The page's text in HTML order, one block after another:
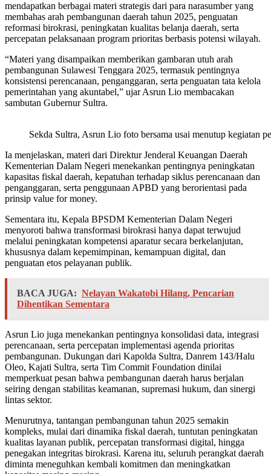
mendapatkan berbagai materi strategis dari para narasumber yang
membahas arah pembangunan daerah tahun 2025, penguatan
reformasi birokrasi, peningkatan kualitas belanja daerah, serta
percepatan pelaksanaan program prioritas berbasis potensi wilayah.
“Materi yang disampaikan memberikan gambaran utuh arah
pembangunan Sulawesi Tenggara 2025, termasuk pentingnya
konsistensi perencanaan, penganggaran, serta penguatan tata kelola
pemerintahan yang akuntabel,” ujar Asrun Lio membacakan
sambutan Gubernur Sultra.
Sekda Sultra, Asrun Lio foto bersama usai menutup kegiatan
Ia menjelaskan, materi dari Direktur Jenderal Keuangan Daerah
Kementerian Dalam Negeri menekankan pentingnya peningkatan
kapasitas fiskal daerah, kepatuhan terhadap siklus perencanaan dan
penganggaran, serta penggunaan APBD yang berorientasi pada
prinsip value for money.
Sementara itu, Kepala BPSDM Kementerian Dalam Negeri
menyoroti bahwa transformasi birokrasi hanya dapat terwujud
melalui peningkatan kompetensi aparatur secara berkelanjutan,
khususnya dalam kepemimpinan, kemampuan digital, dan
penguatan etos pelayanan publik.
BACA JUGA: Nelayan Wakatobi Hilang, Pencarian
Dihentikan Sementara
Asrun Lio juga menekankan pentingnya konsolidasi data, integrasi
perencanaan, serta percepatan implementasi agenda prioritas
pembangunan. Dukungan dari Kapolda Sultra, Danrem 143/Halu
Oleo, Kajati Sultra, serta Tim Commit Foundation dinilai
memperkuat pesan bahwa pembangunan daerah harus berjalan
seiring dengan stabilitas keamanan, supremasi hukum, dan sinergi
lintas sektor.
Menurutnya, tantangan pembangunan tahun 2025 semakin
kompleks, mulai dari dinamika fiskal daerah, tuntutan peningkatan
kualitas layanan publik, percepatan transformasi digital, hingga
penegakan integritas birokrasi. Karena itu, seluruh perangkat daerah
diminta meneguhkan kembali komitmen dan meningkatkan